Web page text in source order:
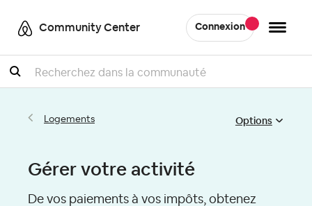
Community Center Connexion
Recherche
Logements Options
Gérer votre activité
De vos paiements à vos impôts, obtenez